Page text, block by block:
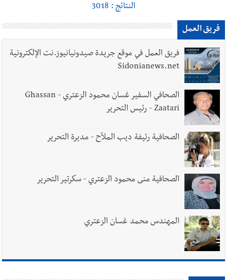
النتائج : 3018
فريق العمل
فريق العمل في موقع جريدة صيدونيانيوز.نت الإلكترونية
Sidonianews.net
الصحافي السفير غسان محمود الزعتري - Ghassan
Zaatari - رئيس التحرير
الصحافية رئيفة ديب الملاّح - مديرة التحرير
الصحافية منى محمود الزعتري - سكرتير التحرير
المهندس محمد غسان الزعتري